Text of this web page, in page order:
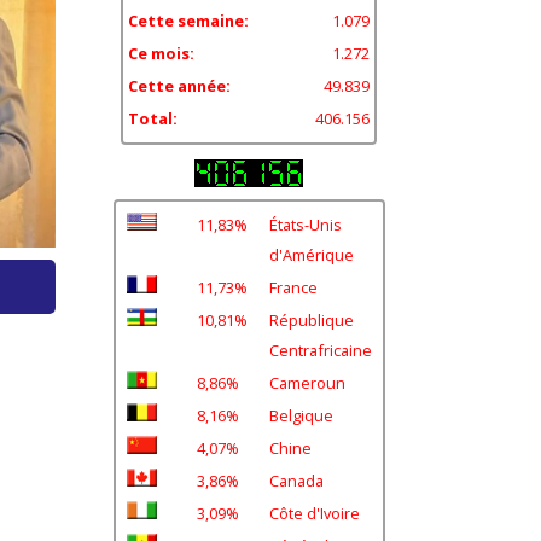
Cette semaine:
1.079
Ce mois:
1.272
Cette année:
49.839
Total:
406.156
11,83%
États-Unis
d'Amérique
11,73%
France
10,81%
République
Centrafricaine
8,86%
Cameroun
8,16%
Belgique
4,07%
Chine
3,86%
Canada
3,09%
Côte d'Ivoire